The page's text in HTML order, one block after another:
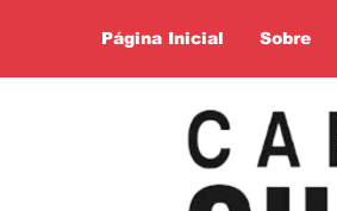
Página Inicial Sobre